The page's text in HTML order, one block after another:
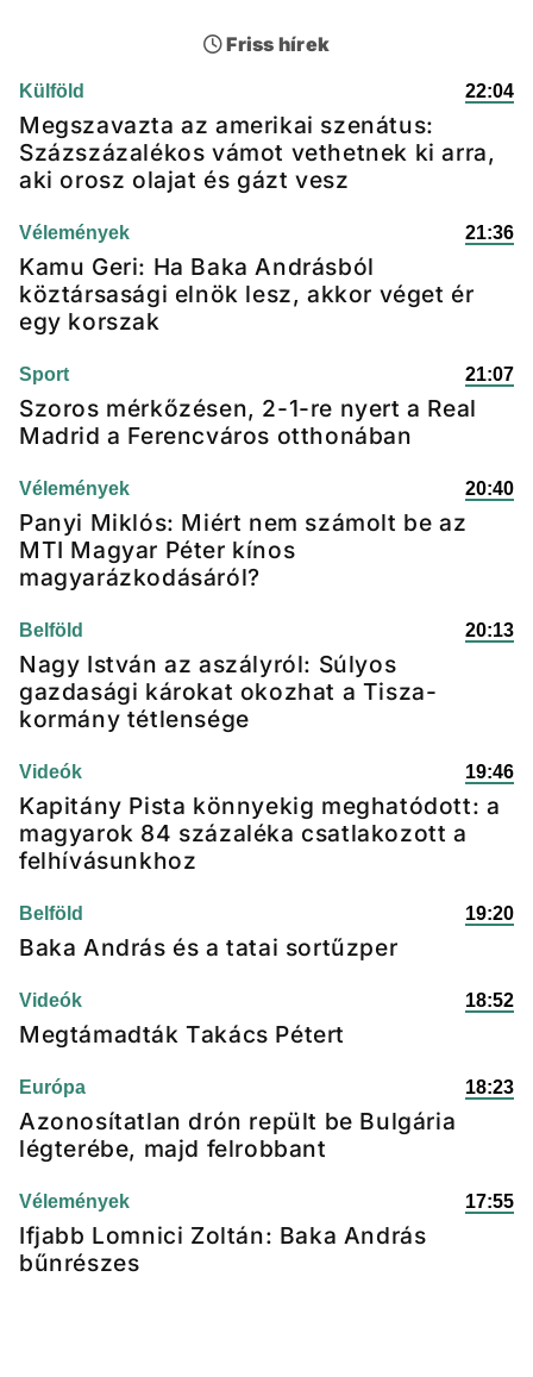
Friss hírek
Külföld 22:04
Megszavazta az amerikai szenátus:
Százszázalékos vámot vethetnek ki arra,
aki orosz olajat és gázt vesz
Vélemények 21:36
Kamu Geri: Ha Baka Andrásból
köztársasági elnök lesz, akkor véget ér
egy korszak
Sport 21:07
Szoros mérkőzésen, 2-1-re nyert a Real
Madrid a Ferencváros otthonában
Vélemények 20:40
Panyi Miklós: Miért nem számolt be az
MTI Magyar Péter kínos
magyarázkodásáról?
Belföld 20:13
Nagy István az aszályról: Súlyos
gazdasági károkat okozhat a Tisza-
kormány tétlensége
Videók 19:46
Kapitány Pista könnyekig meghatódott: a
magyarok 84 százaléka csatlakozott a
felhívásunkhoz
Belföld 19:20
Baka András és a tatai sortűzper
Videók 18:52
Megtámadták Takács Pétert
Európa 18:23
Azonosítatlan drón repült be Bulgária
légterébe, majd felrobbant
Vélemények 17:55
Ifjabb Lomnici Zoltán: Baka András
bűnrészes